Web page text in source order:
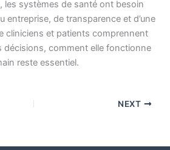
les systèmes de santé ont besoin
entreprise, de transparence et d’une
cliniciens et patients comprennent
décisions, comment elle fonctionne
reste essentiel.
NEXT